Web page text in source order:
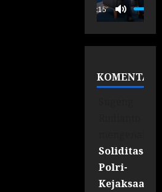
00:15
KOMENTAR
Soliditas
Polri-
Kejaksaan